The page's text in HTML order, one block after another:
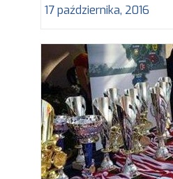
17 października, 2016